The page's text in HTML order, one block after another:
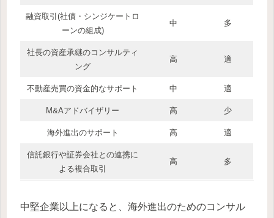
融資取引(社債・シンジケートロ
ーンの組成)
中 多
社長の資産承継のコンサルティ
ング
高 適
不動産売買の資金的なサポート 中 適
M&Aアドバイザリー 高 少
海外進出のサポート 高 適
信託銀行や証券会社との連携に
よる複合取引
高 多
中堅企業以上になると、海外進出のためのコンサル